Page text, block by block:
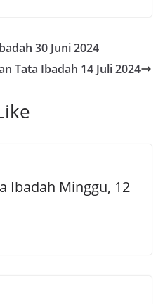
30 Juni 2024
Tata Ibadah 14 Juli 2024
Ibadah Minggu, 12